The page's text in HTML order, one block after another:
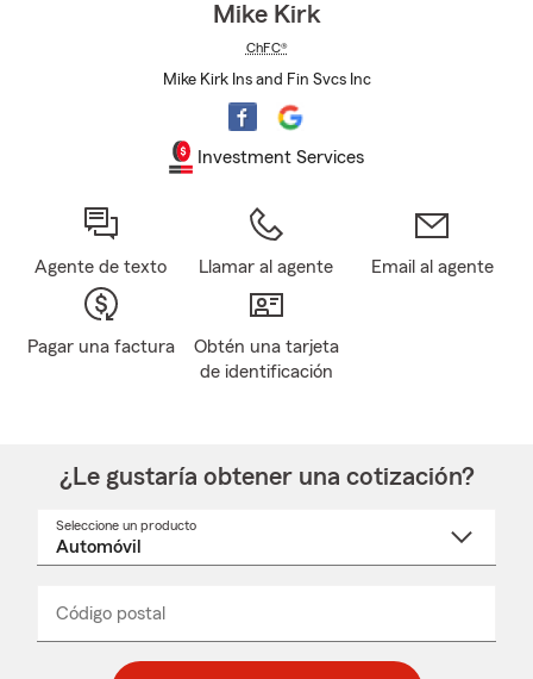
Mike Kirk
ChFC®
Mike Kirk Ins and Fin Svcs Inc
Investment Services
Agente de texto Llamar al agente Email al agente
Pagar una factura
Obtén una tarjeta
de identificación
¿Le gustaría obtener una cotización?
Seleccione un producto
desplegable
Código postal
_____